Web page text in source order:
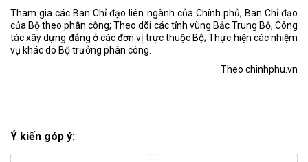
Tham gia các Ban Chỉ đạo liên ngành của Chính phủ, Ban Chỉ đạo
của Bộ theo phân công; Theo dõi các tỉnh vùng Bắc Trung Bộ; Công
tác xây dựng đảng ở các đơn vị trực thuộc Bộ; Thực hiện các nhiệm
vụ khác do Bộ trưởng phân công.
Theo chinhphu.vn
Ý kiến góp ý: